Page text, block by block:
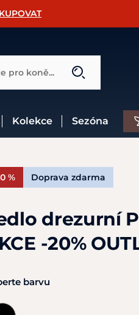
SLEVU
🐴
pro koně...
Kolekce Sezóna
% Doprava zdarma
drezurní
-20%
barvu